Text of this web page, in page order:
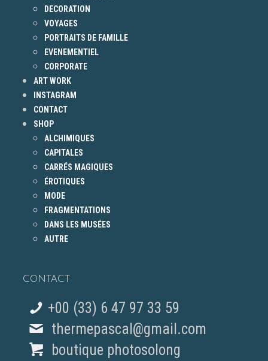
DECORATION
VOYAGES
PORTRAITS DE FAMILLE
EVENEMENTIEL
CORPORATE
ART WORK
INSTAGRAM
CONTACT
SHOP
ALCHIMIQUES
CAPITALES
CARRÉS MAGIQUES
ÉROTIQUES
MODE
FRAGMENTATIONS
DANS LES MUSÉES
AUTRE
CONTACT
+00 (33) 6 47 97 33 59
thermepascal@gmail.com
boutique photosolong